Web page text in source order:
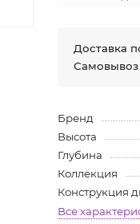
Доставка
Самовывоз
Бренд
Высота
Глубина
Коллекция
Конструкция
Все